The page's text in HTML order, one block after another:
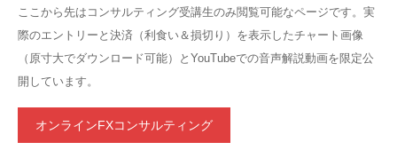
ここから先はコンサルティング受講生のみ閲覧可能なページです。実
際のエントリーと決済（利食い＆損切り）を表示したチャート画像
（原寸大でダウンロード可能）とYouTubeでの音声解説動画を限定公
開しています。
オンラインFXコンサルティング